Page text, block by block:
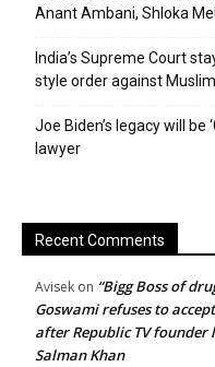
Anant Ambani, Shloka
India’s Supreme Court
style order against
Joe Biden’s legacy will be
lawyer
Recent Comments
Avisek on “Bigg Boss of
Goswami refuses to
after Republic TV
Salman Khan